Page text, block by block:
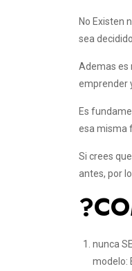
No Existen
sea
Ademas es
emprender
Es
esa misma
Si crees
antes, por
nunca
modelo: